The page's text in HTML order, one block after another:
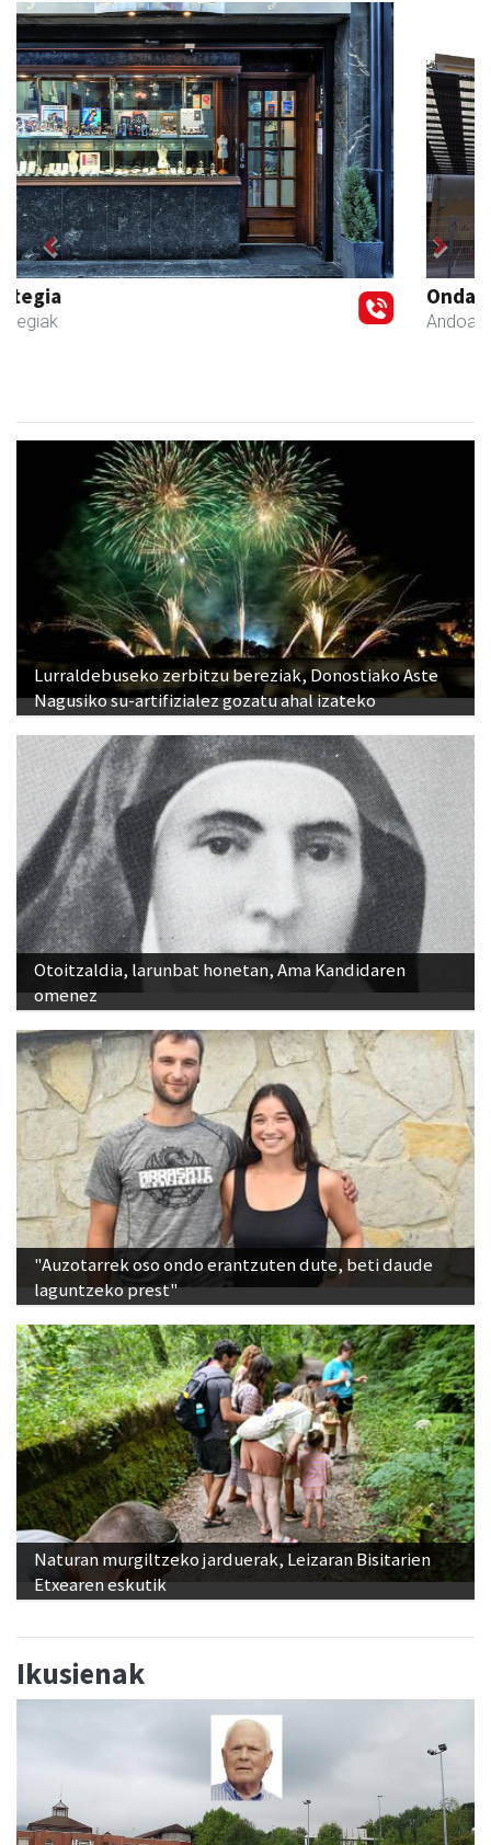
Ondarreta Ikastetxea
Andoain
Previous Next
Lurraldebuseko zerbitzu bereziak, Donostiako Aste
Nagusiko su-artifizialez gozatu ahal izateko
Otoitzaldia, larunbat honetan, Ama Kandidaren
omenez
"Auzotarrek oso ondo erantzuten dute, beti daude
laguntzeko prest"
Naturan murgiltzeko jarduerak, Leizaran Bisitarien
Etxearen eskutik
Ikusienak